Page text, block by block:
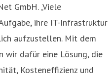
GmbH. „Viele
ihre IT-Infrastruktur
aufzustellen. Mit dem
wir dafür eine Lösung, die
Kosteneffizienz und